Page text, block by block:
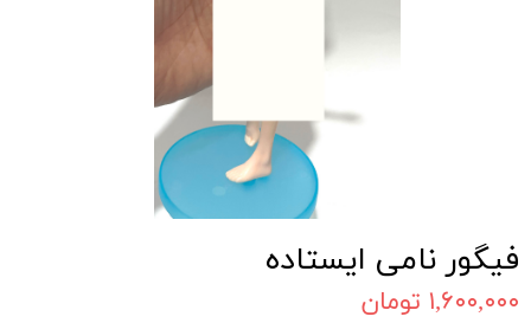
فیگور نامی ایستاده
۱,۶۰۰,۰۰۰ تومان